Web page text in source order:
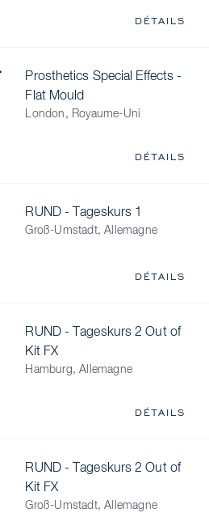
DÉTAILS
Prosthetics Special Effects -
Flat Mould
London, Royaume-Uni
DÉTAILS
RUND - Tageskurs 1
Groß-Umstadt, Allemagne
DÉTAILS
RUND - Tageskurs 2 Out of
Kit FX
Hamburg, Allemagne
DÉTAILS
RUND - Tageskurs 2 Out of
Kit FX
Groß-Umstadt, Allemagne